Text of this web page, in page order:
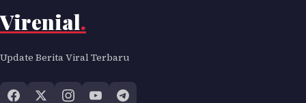
Virenial.
Update Berita Viral Terbaru